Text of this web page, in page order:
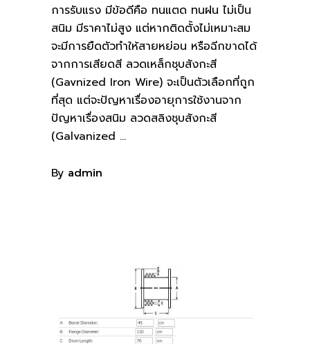
การรับแรง มีข้อดีคือ ทนแตด ทนฝน ไม่เป็น
สนิม มีราคาไม่สูง แต่หากติดตั้งไม่เหมาะสม
จะมีการยืดตัวทำให้สายหย่อน หรือฉีกขาดได้
จากการเสียดสี ลวดเหล็กชุบสังกะสี
(Gavnized Iron Wire) จะเป็นตัวเลือกที่ถูก
ที่สุด แต่จะปัญหาเรื่องอายุการใช้งานจาก
ปัญหาเรื่องสนิม ลวดสลิงชุบสังกะสี
(Galvanized
By admin